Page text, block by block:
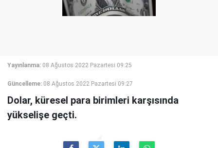
Yayınlanma: 08 Ağustos 2022 Pazartesi 09:25
Güncelleme: 08 Ağustos 2022 Pazartesi 09:27
Dolar, küresel para birimleri karşısında
yükselişe geçti.